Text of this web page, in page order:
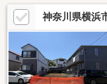
なしのためお好きなハウ
営水道・公共下水道・都
等お気軽に申し付けくだ
神奈川県横浜